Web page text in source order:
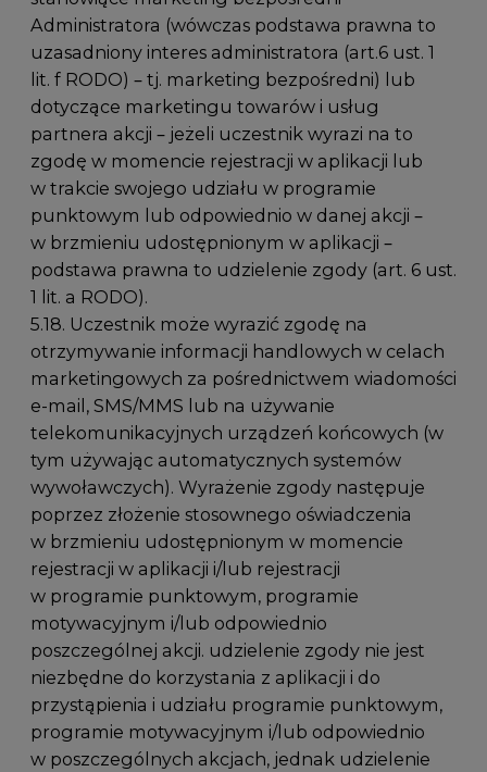
Administratora (wówczas podstawa prawna to
uzasadniony interes administratora (art.6 ust. 1
lit. f RODO) – tj. marketing bezpośredni) lub
dotyczące marketingu towarów i usług
partnera akcji – jeżeli uczestnik wyrazi na to
zgodę w momencie rejestracji w aplikacji lub
w trakcie swojego udziału w programie
punktowym lub odpowiednio w danej akcji –
w brzmieniu udostępnionym w aplikacji –
podstawa prawna to udzielenie zgody (art. 6 ust.
1 lit. a RODO).
5.18. Uczestnik może wyrazić zgodę na
otrzymywanie informacji handlowych w celach
marketingowych za pośrednictwem wiadomości
e-mail, SMS/MMS lub na używanie
telekomunikacyjnych urządzeń końcowych (w
tym używając automatycznych systemów
wywoławczych). Wyrażenie zgody następuje
poprzez złożenie stosownego oświadczenia
w brzmieniu udostępnionym w momencie
rejestracji w aplikacji i/lub rejestracji
w programie punktowym, programie
motywacyjnym i/lub odpowiednio
poszczególnej akcji. udzielenie zgody nie jest
niezbędne do korzystania z aplikacji i do
przystąpienia i udziału programie punktowym,
programie motywacyjnym i/lub odpowiednio
w poszczególnych akcjach, jednak udzielenie